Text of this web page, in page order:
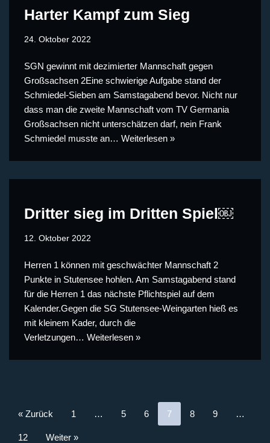
Harter Kampf zum Sieg
24. Oktober 2022
SGN gewinnt mit dezimierter Mannschaft gegen
Großsachsen 2Eine schwierige Aufgabe stand der
Schmiedel-Sieben am Samstagabend bevor. Nicht nur
dass man die zweite Mannschaft vom TV Germania
Großsachsen nicht unterschätzen darf, nein Frank
Schmiedel musste an… Weiterlesen »
Dritter sieg im Dritten Spiel￼
12. Oktober 2022
Herren 1 können mit geschwächter Mannschaft 2
Punkte in Stutensee hohlen. Am Samstagabend stand
für die Herren 1 das nächste Pflichtspiel auf dem
Kalender.Gegen die SG Stutensee-Weingarten hieß es
mit kleinem Kader, durch die
Verletzungen… Weiterlesen »
« Zurück 1 … 5 6 7 8 9 …
12 Weiter »